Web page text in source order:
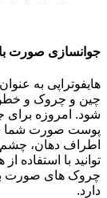
جوانسازی صورت با
هایفوتراپی به
چین و چروک و
شود. امروزه برای
پوست صورت شما
اطراف دهان،
توانید با استفاده
چروک های صورت
دارد.